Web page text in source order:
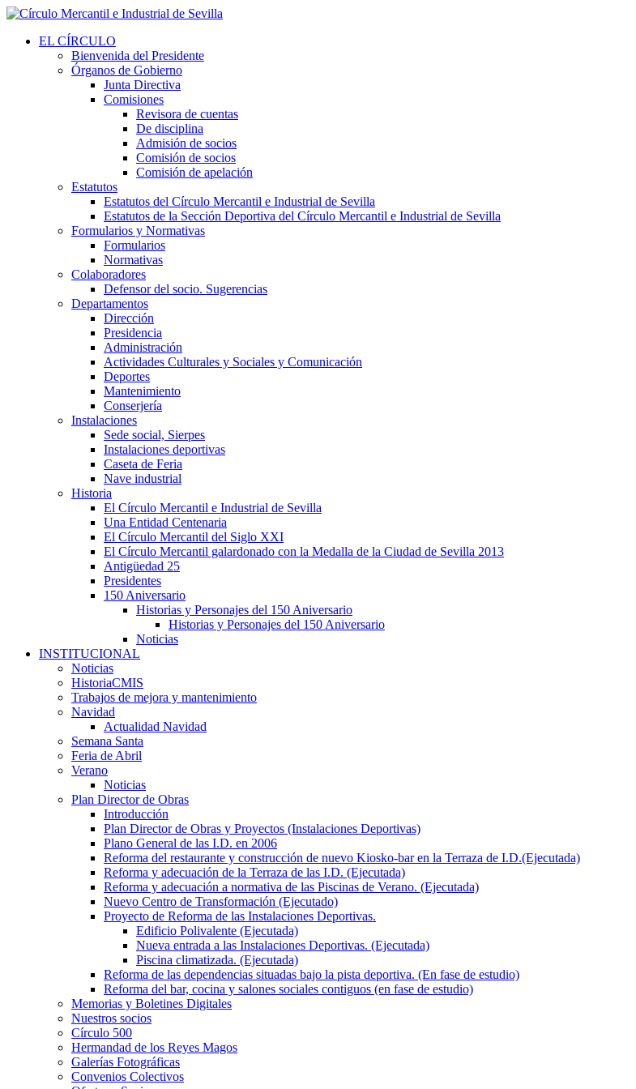
EL CÍRCULO
Bienvenida del Presidente
Órganos de Gobierno
Junta Directiva
Comisiones
Revisora de cuentas
De disciplina
Admisión de socios
Comisión de socios
Comisión de apelación
Estatutos
Estatutos del Círculo Mercantil e Industrial de Sevilla
Estatutos de la Sección Deportiva del Círculo Mercantil e Industrial de Sevilla
Formularios y Normativas
Formularios
Normativas
Colaboradores
Defensor del socio. Sugerencias
Departamentos
Dirección
Presidencia
Administración
Actividades Culturales y Sociales y Comunicación
Deportes
Mantenimiento
Conserjería
Instalaciones
Sede social, Sierpes
Instalaciones deportivas
Caseta de Feria
Nave industrial
Historia
El Círculo Mercantil e Industrial de Sevilla
Una Entidad Centenaria
El Círculo Mercantil del Siglo XXI
El Círculo Mercantil galardonado con la Medalla de la Ciudad de Sevilla 2013
Antigüedad 25
Presidentes
150 Aniversario
Historias y Personajes del 150 Aniversario
Historias y Personajes del 150 Aniversario
Noticias
INSTITUCIONAL
Noticias
HistoriaCMIS
Trabajos de mejora y mantenimiento
Navidad
Actualidad Navidad
Semana Santa
Feria de Abril
Verano
Noticias
Plan Director de Obras
Introducción
Plan Director de Obras y Proyectos (Instalaciones Deportivas)
Plano General de las I.D. en 2006
Reforma del restaurante y construcción de nuevo Kiosko-bar en la Terraza de I.D.(Ejecutada)
Reforma y adecuación de la Terraza de las I.D. (Ejecutada)
Reforma y adecuación a normativa de las Piscinas de Verano. (Ejecutada)
Nuevo Centro de Transformación (Ejecutado)
Proyecto de Reforma de las Instalaciones Deportivas.
Edificio Polivalente (Ejecutada)
Nueva entrada a las Instalaciones Deportivas. (Ejecutada)
Piscina climatizada. (Ejecutada)
Reforma de las dependencias situadas bajo la pista deportiva. (En fase de estudio)
Reforma del bar, cocina y salones sociales contiguos (en fase de estudio)
Memorias y Boletines Digitales
Nuestros socios
Círculo 500
Hermandad de los Reyes Magos
Galerías Fotográficas
Convenios Colectivos